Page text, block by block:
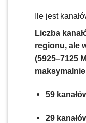
Ile jest
Liczba
regionu, ale
(5925–7125
59
29